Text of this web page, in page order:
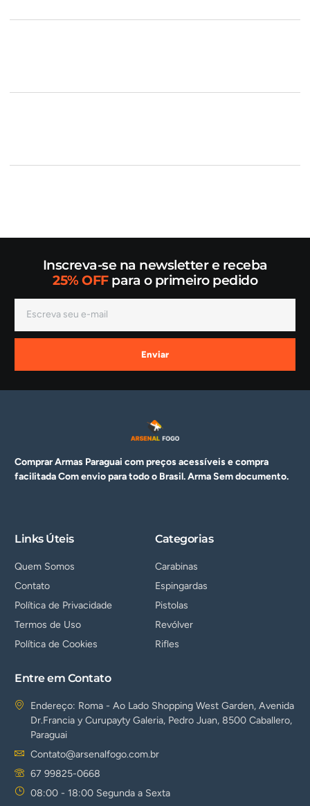
Inscreva-se na newsletter e receba
25% OFFpara o primeiro pedido
Enviar
Comprar Armas Paraguai com preços acessíveis e compra
facilitada Com envio para todo o Brasil. ArmaSem documento.
Links Úteis
Quem Somos
Contato
Política de Privacidade
Termos de Uso
Política de Cookies
Categorias
Carabinas
Espingardas
Pistolas
Revólver
Rifles
Entre em Contato
Endereço: Roma - Ao Lado Shopping West Garden, Avenida
Dr.Francia y Curupayty Galeria, Pedro Juan, 8500 Caballero,
Paraguai
Contato@arsenalfogo.com.br
67 99825-0668
08:00 - 18:00 Segunda a Sexta